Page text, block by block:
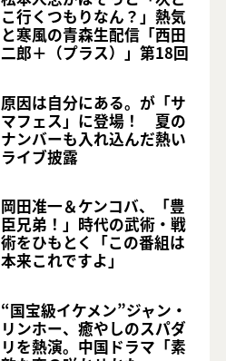
こ行くつもりなん？」熱気
と寒風の青森生配信「西田
二郎＋（プラス）」第18回
原因は自分にある。が「サ
マフェス」に登場！ 夏の
ナンバーも入れ込んだ熱い
ライブ披露
岡田准一＆ケンコバ、「豊
臣兄弟！」時代の武術・戦
術をひもとく「この番組は
本来これですよ」
“国宝級イケメン”ジャン・
リンホー、癒やしのスパダ
リを熱演。中国ドラマ「素